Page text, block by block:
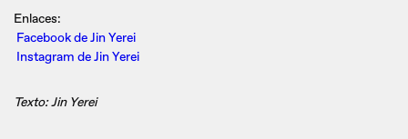
Enlaces:
Facebook de Jin Yerei
Instagram de Jin Yerei
Texto: Jin Yerei